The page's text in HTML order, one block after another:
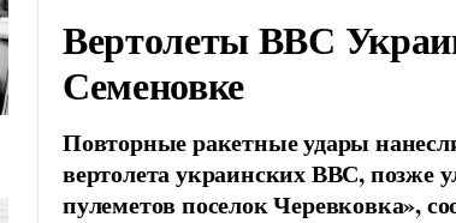
Вертолеты ВВС
Семеновке
Повторные ракетные удары
вертолета украинских ВВС, позже
пулеметов поселок Черевковка»,